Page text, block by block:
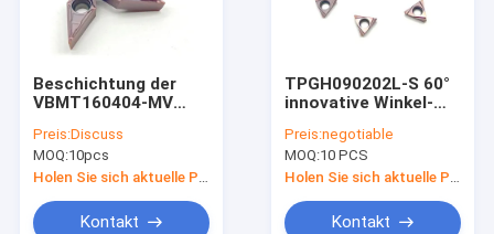
Beschichtung der
VBMT160404-MV
Fertigungswolframhartmetalleinsatz-
PVD
Preis:Discuss
MOQ:10pcs
Kontakt
TPGH090202L-S 60°
innovative Winkel-
für die maschinelle
Bearbeitung
Preis:negotiable
MOQ:10 PCS
Kontakt